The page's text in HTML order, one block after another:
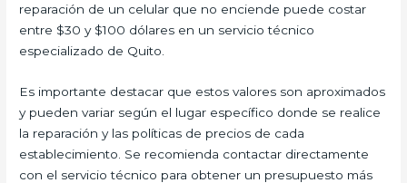
reparación de un celular que no enciende puede costar
entre $30 y $100 dólares en un servicio técnico
especializado de Quito.
Es importante destacar que estos valores son aproximados
y pueden variar según el lugar específico donde se realice
la reparación y las políticas de precios de cada
establecimiento. Se recomienda contactar directamente
con el servicio técnico para obtener un presupuesto más